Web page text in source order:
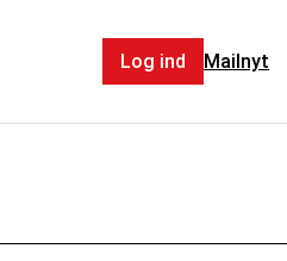
Log ind Mailnyt